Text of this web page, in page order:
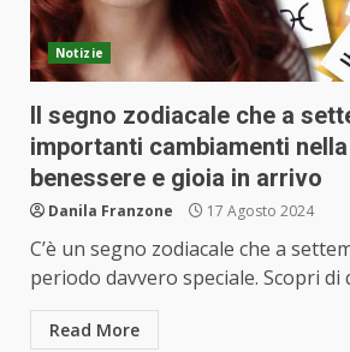
Notizie
Il segno zodiacale che a
importanti cambiamenti
benessere e gioia in arrivo
Danila Franzone 17 Agosto 2024
C’è un segno zodiacale che a
periodo davvero speciale. Scopri di
Read More